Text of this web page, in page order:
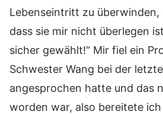
Lebenseintritt zu überwinden,
dass sie mir nicht überlegen
sicher gewählt!“ Mir fiel ein
Schwester Wang bei der
angesprochen hatte und das
worden war, also bereitete